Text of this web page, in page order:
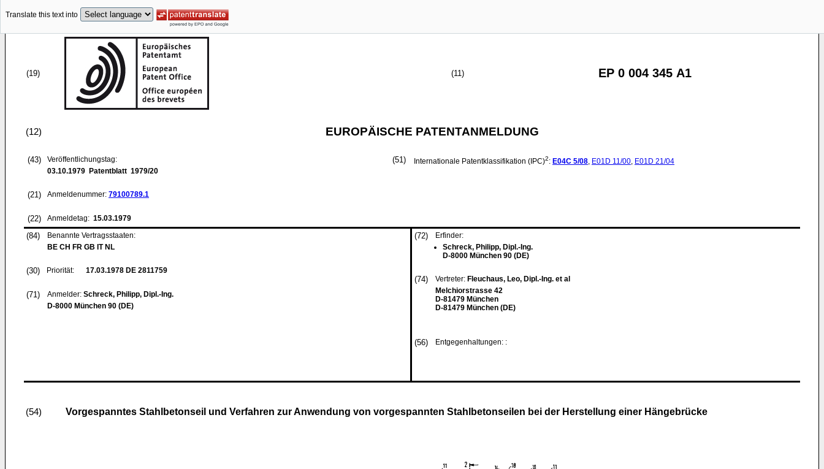
Translate this text into
(19) (11) EP 0 004 345 A1
(12) EUROPÄISCHE PATENTANMELDUNG
(43)
Veröffentlichungstag:
03.10.1979 Patentblatt 1979/20
(21) Anmeldenummer: 79100789.1
(22) Anmeldetag: 15.03.1979
(51) Internationale Patentklassifikation (IPC)2: E04C 5/08, E01D 11/00, E01D 21/04
(84)
Benannte Vertragsstaaten:
BE CH FR GB IT NL
(30) Priorität: 17.03.1978 DE 2811759
(71) Anmelder: Schreck, Philipp, Dipl.-Ing.
D-8000 München 90 (DE)
(72)
Erfinder:
Schreck, Philipp, Dipl.-Ing.
D-8000 München 90 (DE)
(74) Vertreter: Fleuchaus, Leo, Dipl.-Ing. et al
Melchiorstrasse 42
D-81479 München
D-81479 München (DE)
(56) Entgegenhaltungen: :
(54) Vorgespanntes Stahlbetonseil und Verfahren zur Anwendung von vorgespannten Stahlbetonseilen bei der Herstellung einer Hängebrücke